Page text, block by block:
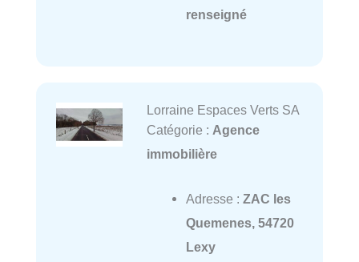
renseigné
Lorraine Espaces Verts SA
Catégorie : Agence
immobilière
Adresse : ZAC les
Quemenes, 54720
Lexy